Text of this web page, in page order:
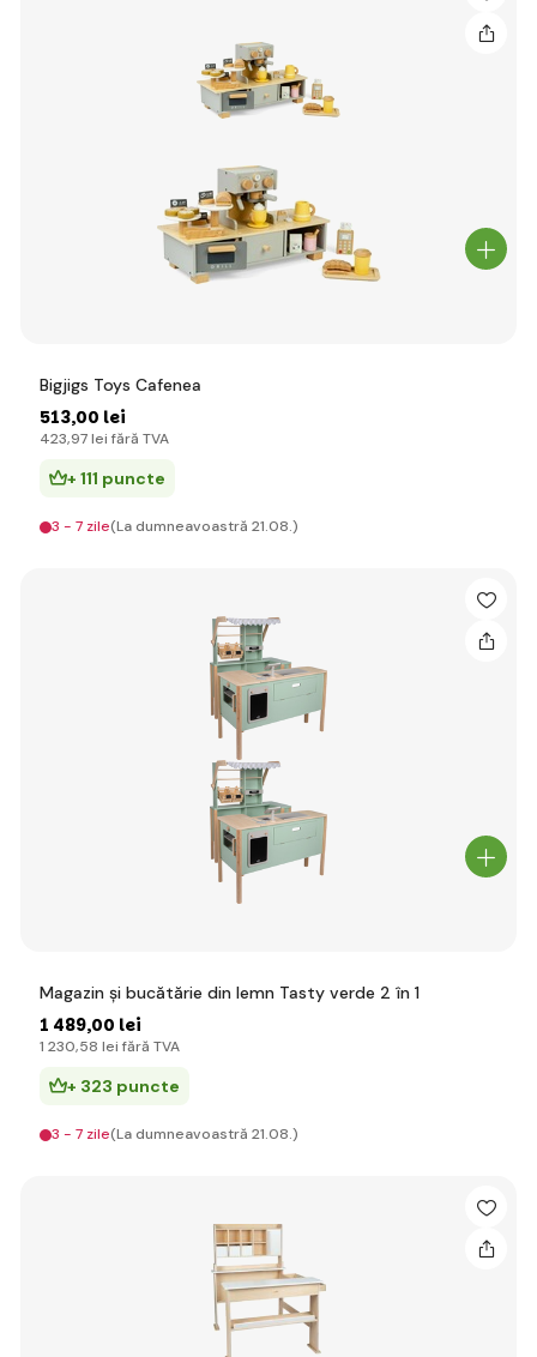
Bigjigs Toys Cafenea
513,00 lei
423,97 lei fără TVA
+ 111 puncte
3 - 7 zile(La dumneavoastră 21.08.)
Magazin și bucătărie din lemn Tasty verde 2 în 1
1 489,00 lei
1 230,58 lei fără TVA
+ 323 puncte
3 - 7 zile(La dumneavoastră 21.08.)